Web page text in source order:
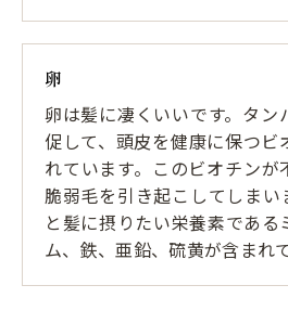
卵
卵は髪に凄くいいです。タン
促して、頭皮を健康に保つビ
れています。このビオチンが
脆弱毛を引き起こしてしまい
と髪に摂りたい栄養素である
ム、鉄、亜鉛、硫黄が含まれ